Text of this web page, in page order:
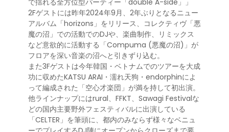
で揺れる全方位型パーティー「double A-side」」
2Fゲストには昨年2024年9月、2年ぶりとなるニュー
アルバム「horizons」をリリース、コレクティヴ「悪
魔の沼」での活動でのDJや、楽曲制作、リミックス
など意欲的に活動する「Compuma (悪魔の沼)」が
フロアを深い音楽の沼へと引きずり込む。
また3Fゲストは今年韓国・ベトナムでのツアーを大成
功に収めたKATSU ARAI・濡れ天狗・endorphinによ
って編成された「空心才楽団」が満を持して初出演。
他ラインナップにはrural、FFKT、Sawagi Festivalな
どの国内主要野外フェスティバルに出演している
「CELTER」を筆頭に、都内のみならず様々なベニュ